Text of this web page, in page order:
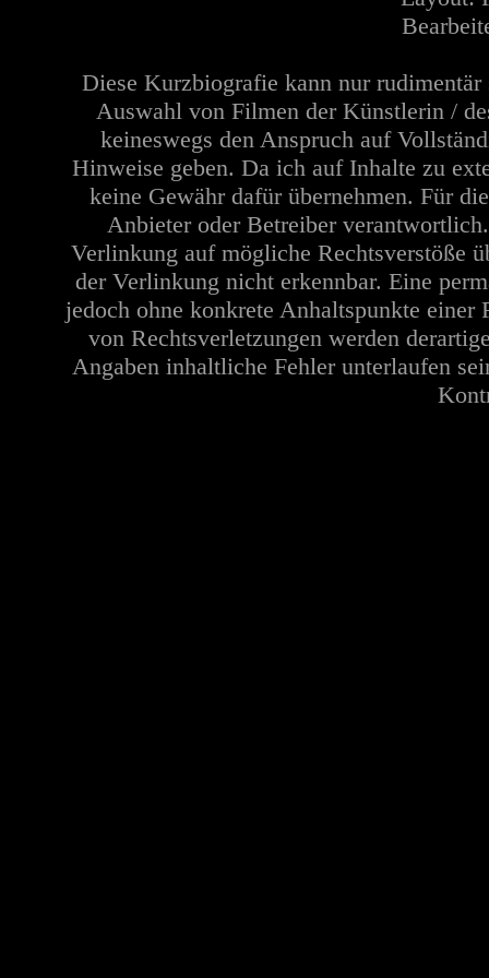
Diese Kurzbiografie kann nur
Auswahl von Filmen der Künstlerin /
keineswegs den Anspruch auf
Hinweise geben. Da ich auf Inhalte zu
keine Gewähr dafür übernehmen. Für
Anbieter oder Betreiber
Verlinkung auf mögliche Rechtsverstöße
der Verlinkung nicht erkennbar. Eine
jedoch ohne konkrete Anhaltspunkte
von Rechtsverletzungen werden
Angaben inhaltliche Fehler unterlaufen